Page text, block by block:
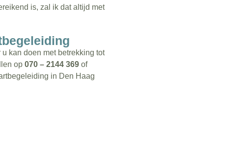
is, zal ik dat altijd met
kan doen met betrekking tot
op 070 – 2144 369 of
in Den Haag